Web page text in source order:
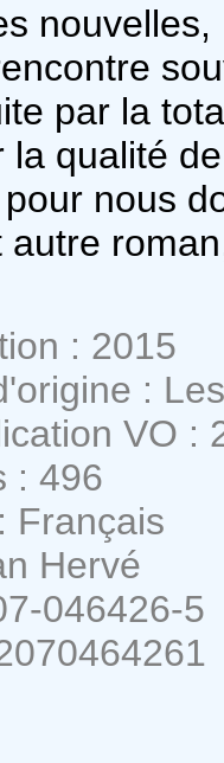
par la
la qualité
nous
autre
: 2015
:
VO :
: 496
Français
Hervé
046426-5